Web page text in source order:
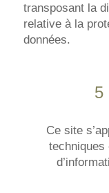
transposant la
relative à la
données.
5
Ce site
techniques